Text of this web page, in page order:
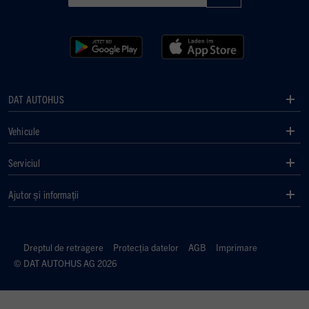
DAT AUTOHUS
Vehicule
Serviciul
Ajutor și informații
© DAT AUTOHUS AG 2026
Dreptul de retragere Protecția datelor AGB Imprimare